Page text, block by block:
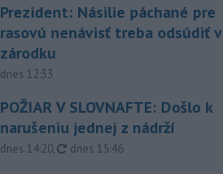
Prezident: Násilie páchané pre
rasovú nenávisť treba odsúdiť v
zárodku
dnes 12:33
POŽIAR V SLOVNAFTE: Došlo k
narušeniu jednej z nádrží
dnes 14:20, aktualizované
dnes 15:46